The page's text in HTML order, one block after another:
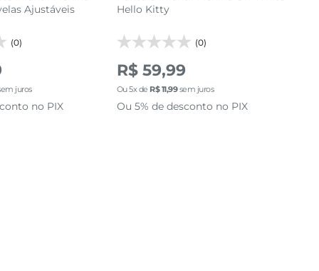
Ajustáveis
(0)
juros
no PIX
Hello Kitty
(0)
R$ 59,99
Ou5x de R$ 11,99sem juros
Ou 5% de desconto no PIX